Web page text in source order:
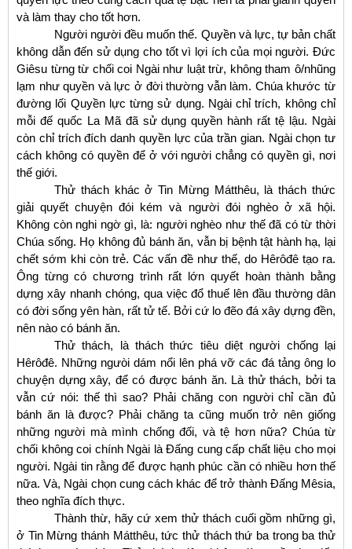
và làm thay cho tốt hơn.
Người người đều muốn thế. Quyền và lực, tự bản chất
không dẫn đến sử dụng cho tốt vì lợi ích của mọi người. Đức
Giêsu từng từ chối coi Ngài như luật trừ, không tham ô/nhũng
lạm như quyền và lực ở đời thường vẫn làm. Chúa khước từ
đường lối Quyền lực từng sử dụng. Ngài chỉ trích, không chỉ
mỗi đế quốc La Mã đã sử dụng quyền hành rất tệ lậu. Ngài
còn chỉ trích đích danh quyền lực của trần gian. Ngài chọn tư
cách không có quyền để ở với người chẳng có quyền gì, nơi
thế giới.
Thử thách khác ở Tin Mừng Mátthêu, là thách thức
giải quyết chuyện đói kém và người đói nghèo ở xã hội.
Không còn nghi ngờ gì, là: người nghèo như thế đã có từ thời
Chúa sống. Họ không đủ bánh ăn, vẫn bị bệnh tật hành hạ, lại
chết sớm khi còn trẻ. Các vấn đề như thế, do Hêrôđê tạo ra.
Ông từng có chương trình rất lớn quyết hoàn thành bằng
dựng xây nhanh chóng, qua việc đổ thuế lên đầu thường dân
có đời sống yên hàn, rất tử tế. Bởi cứ lo đẽo đá xây dựng đền,
nên nào có bánh ăn.
Thử thách, là thách thức tiêu diệt người chống lại
Hêrôđê. Những ngưòi dám nổi lên phá vỡ các đá tảng ông lo
chuyện dựng xây, để có được bánh ăn. Là thử thách, bởi ta
vẫn cứ nói: thế thì sao? Phải chăng con người chỉ cần đủ
bánh ăn là được? Phải chăng ta cũng muốn trở nên giống
những người mà mình chống đối, và tệ hơn nữa? Chúa từ
chối không coi chính Ngài là Đấng cung cấp chất liệu cho mọi
người. Ngài tin rằng để được hạnh phúc cần có nhiều hơn thế
nữa. Và, Ngài chọn cung cách khác để trở thành Đấng Mêsia,
theo nghĩa đích thực.
Thành thừ, hãy cứ xem thử thách cuối gồm những gì,
ở Tin Mừng thánh Mátthêu, tức thử thách thứ ba trong ba thử